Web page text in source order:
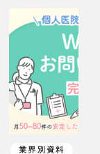
業界別資料